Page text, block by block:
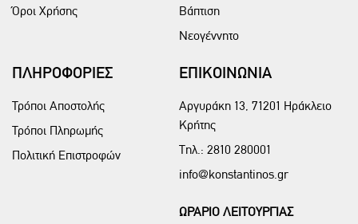
Όροι Χρήσης
Βάπτιση
Νεογέννητο
ΠΛΗΡΟΦΟΡΙΕΣ
Τρόποι Αποστολής
Τρόποι Πληρωμής
Πολιτική Επιστροφών
ΕΠΙΚΟΙΝΩΝΙΑ
Αργυράκη 13, 71201 Ηράκλειο
Κρήτης
Τηλ.: 2810 280001
info@konstantinos.gr
ΩΡΑΡΙΟ ΛΕΙΤΟΥΡΓΙΑΣ